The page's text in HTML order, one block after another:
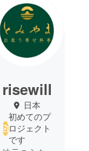
risewill
日本
初めてのプ
ロジェクト
です